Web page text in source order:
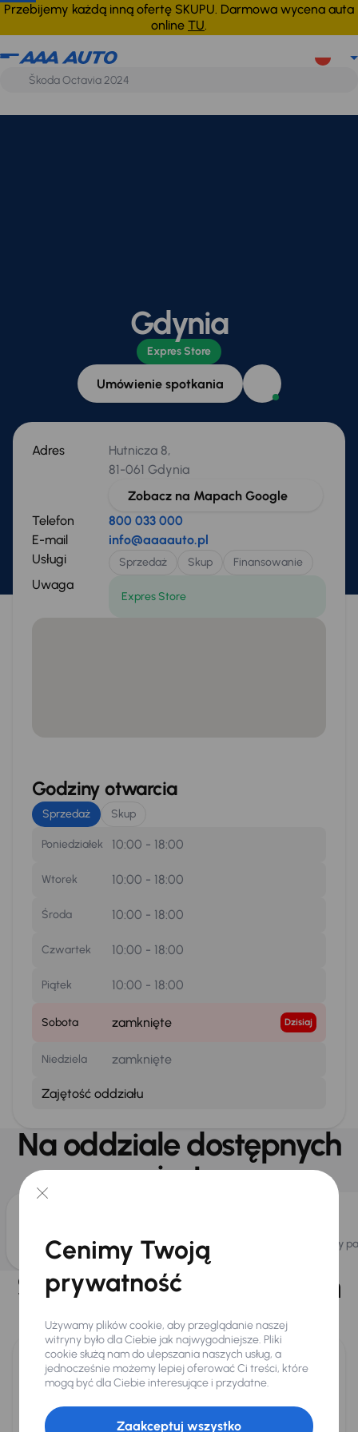
Przebijemy każdą inną ofertę SKUPU. Darmowa wycena auta
online TU.
Gdynia
Expres Store
Umówienie spotkania
Adres
Hutnicza 8,
81-061 Gdynia
Zobacz na Mapach Google
Telefon
800 033 000
E-mail
info@aaaauto.pl
Usługi
Sprzedaż Skup Finansowanie
Uwaga
Expres Store
Godziny otwarcia
Sprzedaż Skup
Poniedziałek 10:00 - 18:00
Wtorek 10:00 - 18:00
Środa 10:00 - 18:00
Czwartek 10:00 - 18:00
Piątek 10:00 - 18:00
Sobota zamknięte Dzisiaj
Niedziela zamknięte
Zajętość oddziału
Na oddziale dostępnych
jest
Bezpłatne WiFi Bezpłatny
Specjalistyczne centrum
dla
Ekspresowy skup i sprzedaż samochodów
Bezpłatnie i od ręki wycenimy Twój samochód. Teraz bonus
Cenimy Twoją
prywatność
Używamy plików cookie, aby przeglądanie naszej
witryny było dla Ciebie jak najwygodniejsze. Pliki
cookie służą nam do ulepszania naszych usług, a
jednocześnie możemy lepiej oferować Ci treści, które
mogą być dla Ciebie interesujące i przydatne.
Zaakceptuj wszystko